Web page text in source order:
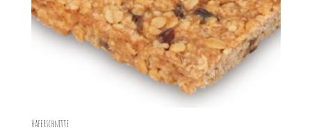
Haferschnitte